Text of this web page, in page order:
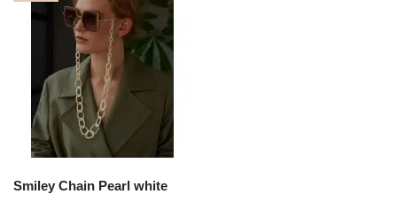
Smiley Chain Pearl white